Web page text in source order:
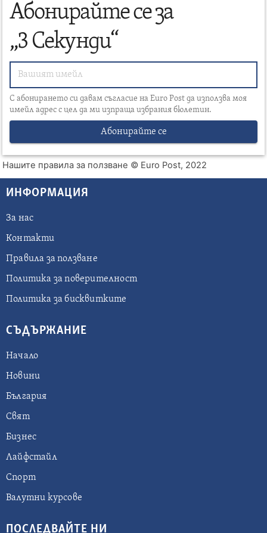
Абонирайте се за
„3 Секунди“
С абонирането си давам съгласие на Euro Post да използва моя
имейл адрес с цел да ми изпраща избрания бюлетин.
Абонирайте се
Нашите правила за ползване © Euro Post, 2022
ИНФОРМАЦИЯ
За нас
Контакти
Правила за ползване
Политика за поверителност
Политика за бисквитките
СЪДЪРЖАНИЕ
Начало
Новини
България
Свят
Бизнес
Лайфстайл
Спорт
Валутни курсове
ПОСЛЕДВАЙТЕ НИ